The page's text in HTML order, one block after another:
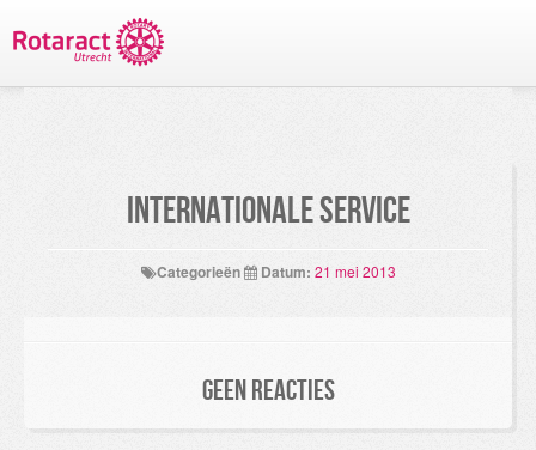
Internationale service
Categorieën Datum: 21 mei 2013
Geen reacties